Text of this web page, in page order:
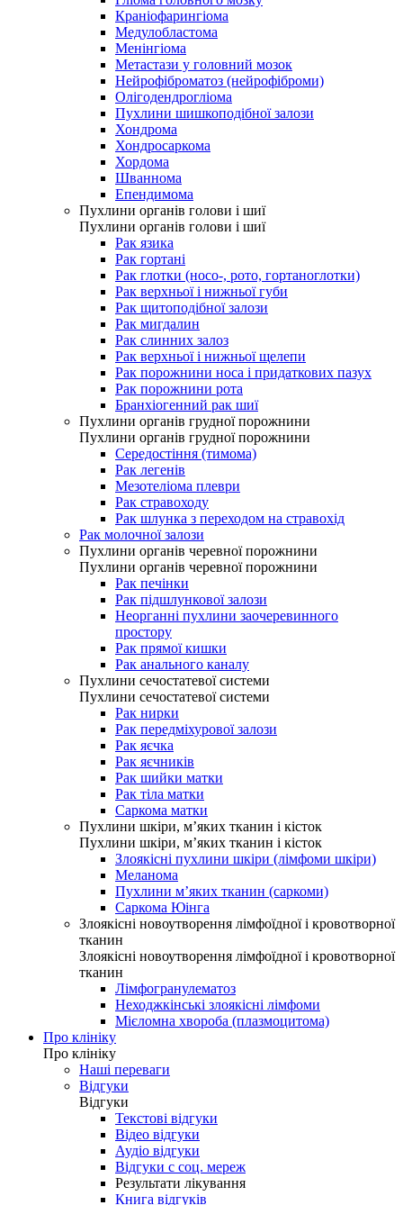
Краніофарингіома
Медулобластома
Менінгіома
Метастази у головний мозок
Нейрофіброматоз (нейрофіброми)
Олігодендрогліома
Пухлини шишкоподібної залози
Хондрома
Хондросаркома
Хордома
Шваннома
Епендимома
Пухлини органів голови і шиї
Пухлини органів голови і шиї
Рак язика
Рак гортані
Рак глотки (носо-, рото, гортаноглотки)
Рак верхньої і нижньої губи
Рак щитоподібної залози
Рак мигдалин
Рак слинних залоз
Рак верхньої і нижньої щелепи
Рак порожнини носа і придаткових пазух
Рак порожнини рота
Бранхіогенний рак шиї
Пухлини органів грудної порожнини
Пухлини органів грудної порожнини
Середостіння (тимома)
Рак легенів
Мезотеліома плеври
Рак стравоходу
Рак шлунка з переходом на стравохід
Рак молочної залози
Пухлини органів черевної порожнини
Пухлини органів черевної порожнини
Рак печінки
Рак підшлункової залози
Неорганні пухлини заочеревинного
простору
Рак прямої кишки
Рак анального каналу
Пухлини сечостатевої системи
Пухлини сечостатевої системи
Рак нирки
Рак передміхурової залози
Рак яєчка
Рак яєчників
Рак шийки матки
Рак тіла матки
Саркома матки
Пухлини шкіри, м’яких тканин і кісток
Пухлини шкіри, м’яких тканин і кісток
Злоякісні пухлини шкіри (лімфоми шкіри)
Меланома
Пухлини м’яких тканин (саркоми)
Саркома Юінга
Злоякісні новоутворення лімфоїдної і кровотворної
тканин
Злоякісні новоутворення лімфоїдної і кровотворної
тканин
Лімфогранулематоз
Неходжкінські злоякісні лімфоми
Мієломна хвороба (плазмоцитома)
Про клініку
Про клініку
Наші переваги
Відгуки
Відгуки
Текстові відгуки
Відео відгуки
Аудіо відгуки
Відгуки с соц. мереж
Результати лікування
Книга відгуків